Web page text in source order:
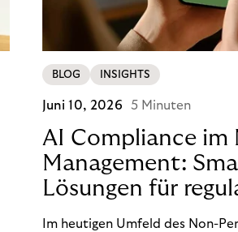
BLOG INSIGHTS
Juni 10, 2026 5 Minuten
AI Compliance im
Management:
Lösungen für
Sicherheit
Im heutigen Umfeld des Non-